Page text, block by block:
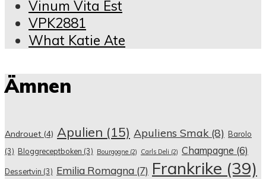
Vinum Vita Est
VPK2881
What Katie Ate
Ämnen
Androuet (4) Apulien (15) Apuliens Smak (8) Barolo
(3) Bloggreceptboken (3) Bourgogne (2) Carls Deli (2) Champagne (6)
Dessertvin (3) Emilia Romagna (7) Frankrike (39)